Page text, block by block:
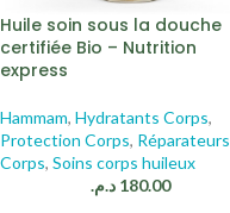
Huile soin sous la douche
certifiée Bio – Nutrition
express
Hammam, Hydratants Corps,
Protection Corps, Réparateurs
Corps, Soins corps huileux
180.00 د.م.